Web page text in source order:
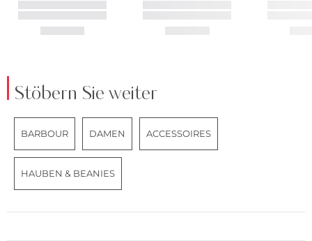
Stöbern Sie weiter
BARBOUR DAMEN ACCESSOIRES
HAUBEN & BEANIES